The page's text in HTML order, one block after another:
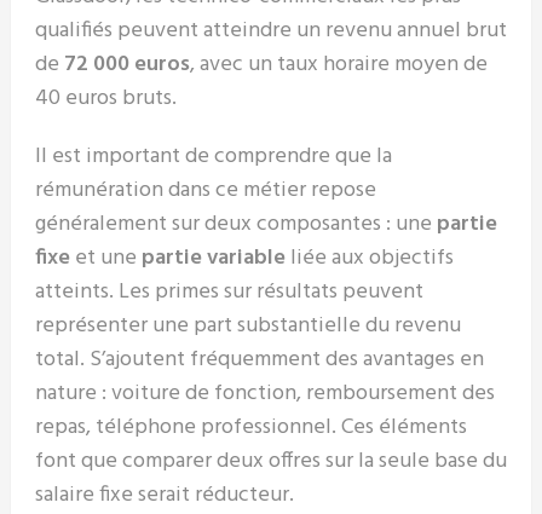
qualifiés peuvent atteindre un revenu annuel brut
de 72 000 euros, avec un taux horaire moyen de
40 euros bruts.
Il est important de comprendre que la
rémunération dans ce métier repose
généralement sur deux composantes : une partie
fixeet une partie variableliée aux objectifs
atteints. Les primes sur résultats peuvent
représenter une part substantielle du revenu
total. S’ajoutent fréquemment des avantages en
nature : voiture de fonction, remboursement des
repas, téléphone professionnel. Ces éléments
font que comparer deux offres sur la seule base du
salaire fixe serait réducteur.